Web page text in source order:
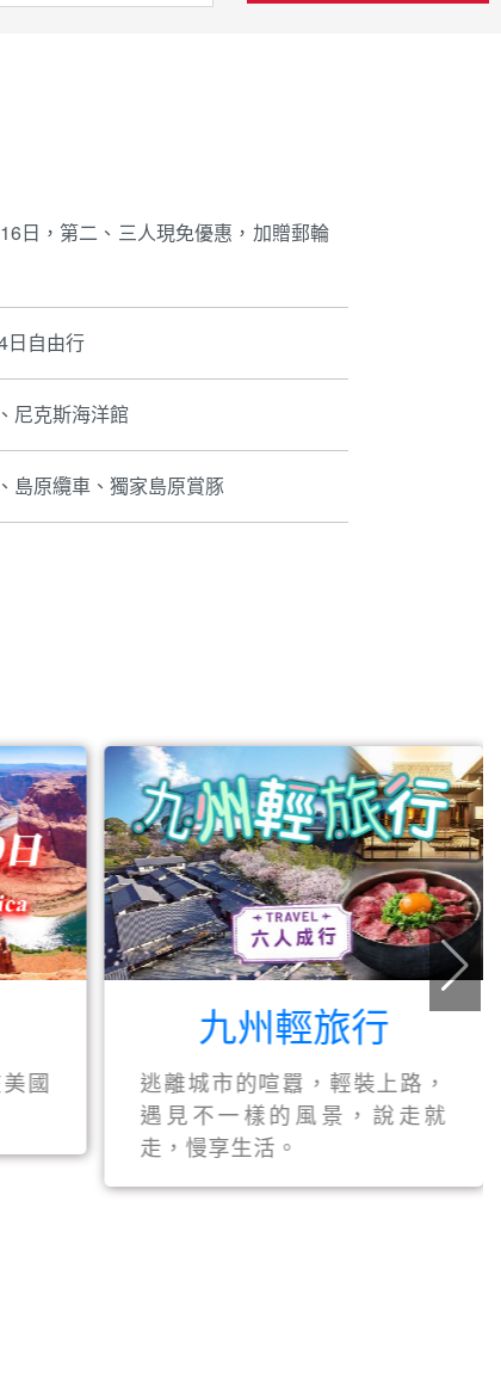
日，第二、三人現免優惠，加贈郵輪
日自由行
尼克斯海洋館
島原纜車、獨家島原賞豚
國
九州輕旅行
逃離城市的喧囂，輕裝上路，
遇見不一樣的風景，說走就
走，慢享生活。